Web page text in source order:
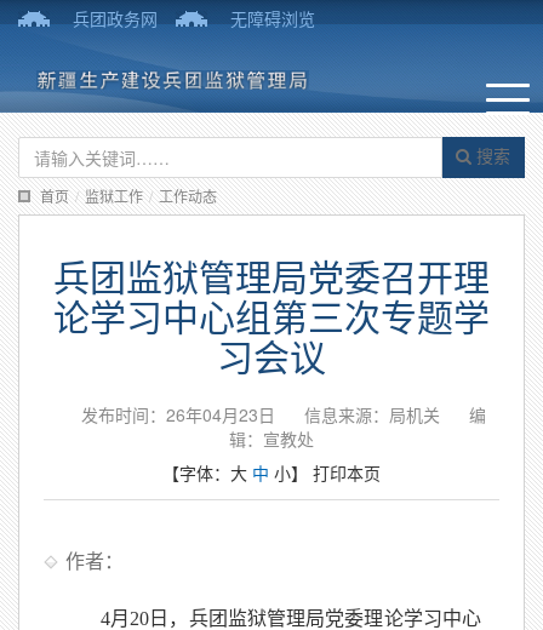
兵团政务网 无障碍浏览
搜索
首页 / 监狱工作 / 工作动态
兵团监狱管理局党委召开理
论学习中心组第三次专题学
习会议
发布时间：26年04月23日 信息来源：局机关
编
辑：宣教处
【字体： 大 中 小】 打印本页
作者：
4月20日，兵团监狱管理局党委理论学习中心